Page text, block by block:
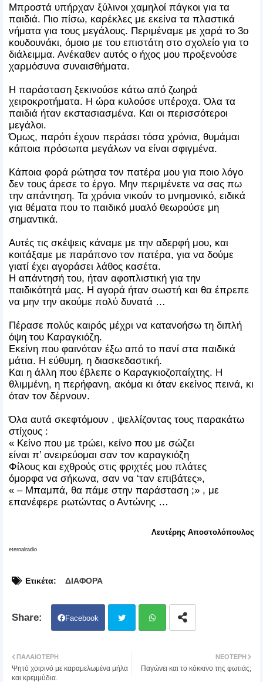
Μπροστά υπήρχαν ξύλινοι χαμηλοί πάγκοι για τα
παιδιά. Πιο πίσω, καρέκλες με εκείνα τα πλαστικά
νήματα για τους μεγάλους. Περιμέναμε με χαρά το 3ο
κουδουνάκι, όμοιο με του επιστάτη στο σχολείο για το
διάλειμμα. Ανέκαθεν αυτός ο ήχος μου προξενούσε
χαρμόσυνα συναισθήματα.
Η παράσταση ξεκινούσε κάτω από ζωηρά
χειροκροτήματα. Η ώρα κυλούσε υπέροχα. Όλα τα
παιδιά ήταν εκστασιασμένα. Και οι περισσότεροι
μεγάλοι.
Όμως, παρότι έχουν περάσει τόσα χρόνια, θυμάμαι
κάποια πρόσωπα μεγάλων να είναι σφιγμένα.
Κάποια φορά ρώτησα τον πατέρα μου για ποιο λόγο
δεν τους άρεσε το έργο. Μην περιμένετε να σας πω
την απάντηση. Τα χρόνια νικούν το μνημονικό, ειδικά
για θέματα που το παιδικό μυαλό θεωρούσε μη
σημαντικά.
Αυτές τις σκέψεις κάναμε με την αδερφή μου, και
κοιτάξαμε με παράπονο τον πατέρα, για να δούμε
γιατί έχει αγοράσει λάθος κασέτα.
Η απάντησή του, ήταν αφοπλιστική για την
παιδικότητά μας. Η αγορά ήταν σωστή και θα έπρεπε
να μην την ακούμε πολύ δυνατά …
Πέρασε πολύς καιρός μέχρι να κατανοήσω τη διπλή
όψη του Καραγκιόζη.
Εκείνη που φαινόταν έξω από το πανί στα παιδικά
μάτια. Η εύθυμη, η διασκεδαστική.
Και η άλλη που έβλεπε ο Καραγκιοζοπαίχτης. Η
θλιμμένη, η περήφανη, ακόμα κι όταν εκείνος πεινά, κι
όταν τον δέρνουν.
Όλα αυτά σκεφτόμουν , ψελλίζοντας τους παρακάτω
στίχους :
« Κείνο που με τρώει, κείνο που με σώζει
είναι π’ ονειρεύομαι σαν τον καραγκιόζη
Φίλους και εχθρούς στις φριχτές μου πλάτες
όμορφα να σήκωνα, σαν να ‘ταν επιβάτες»,
« – Μπαμπά, θα πάμε στην παράσταση ;» , με
επανέφερε ρωτώντας ο Αντώνης …
Λευτέρης Αποστολόπουλος
eternalradio
Ετικέτα: ΔΙΑΦΟΡΑ
Facebook
ter atsa
ΝΕΌΤΕΡΗ
Παγώνει και το κόκκινο της φωτιάς;
ΠΑΛΑΙΌΤΕΡΗ
Ψητό χοιρινό με καραμελωμένα μήλα
και κρεμμύδια.